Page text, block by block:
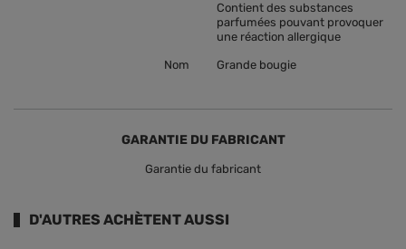
Contient des substances
parfumées pouvant provoquer
une réaction allergique
Nom Grande bougie
GARANTIE DU FABRICANT
Garantie du fabricant
D'AUTRES ACHÈTENT AUSSI